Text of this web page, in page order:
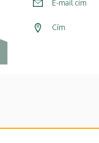
E-mail cím
Cím